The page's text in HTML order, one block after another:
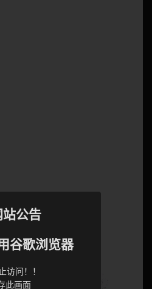
站公告
谷歌浏览器
访问！！
此画面